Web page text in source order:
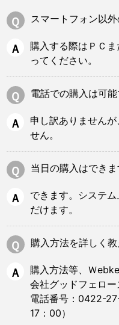
Ｑ スマートフォン以
Ａ
購入する際はＰＣ
ってください。
Ｑ 電話での購入は可能
Ａ
申し訳ありません
せん。
Ｑ 当日の購入はできま
Ａ
できます。システ
だけます。
Ｑ 購入方法を詳しく教
Ａ
購入方法等、Ｗ
会社グッドフェロー
電話番号：0422-
17：00）